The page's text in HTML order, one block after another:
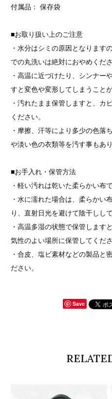
付属品： 保存袋
■お取り扱い上のご注意
・水分はシミの原因となります
での丸洗いは絶対におやめくださ
・高温に近づけたり、シンナー
すと変色や変形してしまうこと
・汚れたまま保管しますと、カ
ください。
・摩擦、汗等により多少の色落
や淡い色の衣類等を汚す事もあ
■お手入れ・保管方法
・軽い汚れは乾いた柔らかい布
・水に濡れた場合は、柔らかい
り、直射日光を避けて陰干しし
・高温多湿の状態で保管します
気性のよい場所に保管してくださ
・合皮、塩ビ素材などの製品と
ださい。
Save